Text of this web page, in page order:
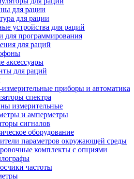
для рации
для рации
устройства для раций
для программирования
для раций
аксессуары
для раций
приборы и автоматика
спектра
измерительные
и амперметры
сигналов
оборудование
параметров окружающей среды
комплекты с опциями
частоты